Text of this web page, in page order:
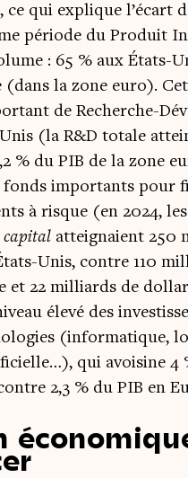
ce qui explique l’é­cart
période du Pro­duit
: 65 % aux États-
(dans la zone euro).
de Recherche-
(la R&D totale
% du PIB de la zone
impor­tants pour
à risque (en 2024,
capi­tal attei­gnaient 250
Unis, contre 110
et 22 mil­liards de
éle­vé des
(infor­ma­tique,
qui avoi­sine 4
2,3 % du PIB en